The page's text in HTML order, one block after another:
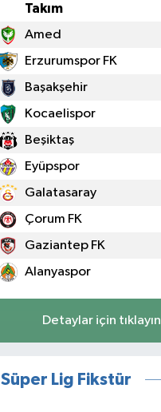
Takım
Amed
Erzurumspor FK
Başakşehir
Kocaelispor
Beşiktaş
Eyüpspor
Galatasaray
Çorum FK
Gaziantep FK
Alanyaspor
Detaylar için tıklayın
Süper Lig Fikstür